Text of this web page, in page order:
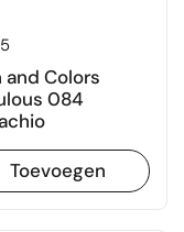
and Colors
084
Toevoegen